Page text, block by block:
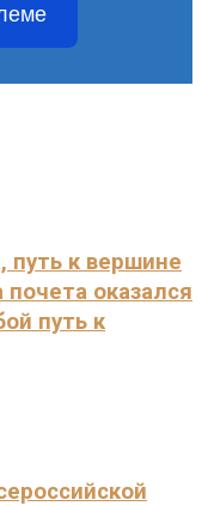
путь к вершине
оказался
путь к